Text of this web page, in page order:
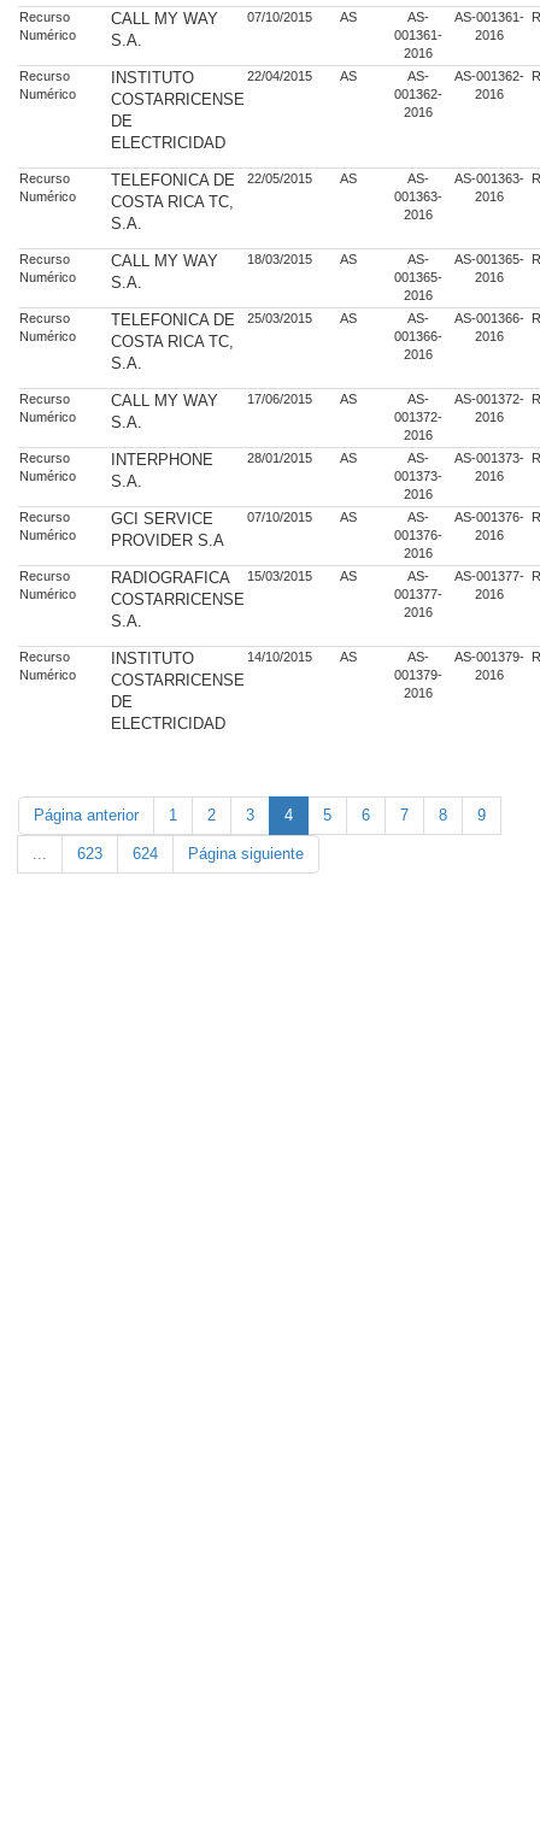
Recurso
Numérico
CALL MY WAY
S.A.
07/10/2015 AS
AS-
001361-
2016
AS-001361-
2016
Recurso
Numérico
INSTITUTO
COSTARRICENSE
DE
ELECTRICIDAD
22/04/2015 AS
AS-
001362-
2016
AS-001362-
2016
Recurso
Numérico
TELEFONICA DE
COSTA RICA TC,
S.A.
22/05/2015 AS
AS-
001363-
2016
AS-001363-
2016
Recurso
Numérico
CALL MY WAY
S.A.
18/03/2015 AS
AS-
001365-
2016
AS-001365-
2016
Recurso
Numérico
TELEFONICA DE
COSTA RICA TC,
S.A.
25/03/2015 AS
AS-
001366-
2016
AS-001366-
2016
Recurso
Numérico
CALL MY WAY
S.A.
17/06/2015 AS
AS-
001372-
2016
AS-001372-
2016
Recurso
Numérico
INTERPHONE
S.A.
28/01/2015 AS
AS-
001373-
2016
AS-001373-
2016
Recurso
Numérico
GCI SERVICE
PROVIDER S.A
07/10/2015 AS
AS-
001376-
2016
AS-001376-
2016
Recurso
Numérico
RADIOGRAFICA
COSTARRICENSE
S.A.
15/03/2015 AS
AS-
001377-
2016
AS-001377-
2016
Recurso
Numérico
INSTITUTO
COSTARRICENSE
DE
ELECTRICIDAD
14/10/2015 AS
AS-
001379-
2016
AS-001379-
2016
Página anterior 1 2 3 4 5 6 7 8 9
... 623 624 Página siguiente